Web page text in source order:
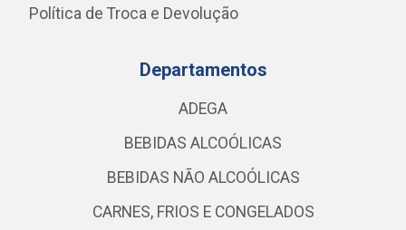
Política de Troca e Devolução
Departamentos
ADEGA
BEBIDAS ALCOÓLICAS
BEBIDAS NÃO ALCOÓLICAS
CARNES, FRIOS E CONGELADOS